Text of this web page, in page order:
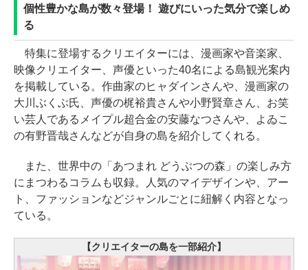
個性豊かな島が数々登場！ 遊びにいった気分で楽しめ
る
特集に登場するクリエイターには、漫画家や音楽家、
映像クリエイター、声優といった40名による島観光案内
を掲載している。作曲家のヒャダインさんや、漫画家の
大川ぶくぶ氏、声優の梶裕貴さんや小野賢章さん、お笑
い芸人であるメイプル超合金の安藤なつさんや、よゐこ
の有野晋哉さんなどが自身の島を紹介してくれる。
また、世界中の「あつまれ どうぶつの森」の楽しみ方
にまつわるコラムも収録。人気のマイデザインや、アー
ト、ファッションなどジャンルごとに紐解く内容となっ
ている。
【クリエイターの島を一部紹介】